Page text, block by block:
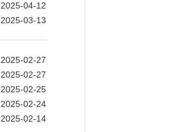
2025-04-12
2025-03-13
2025-02-27
2025-02-27
2025-02-25
2025-02-24
2025-02-14